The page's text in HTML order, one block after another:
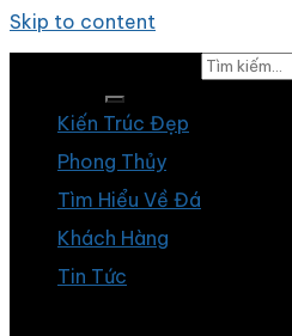
Skip to content
Kiến Trúc Đẹp
Phong Thủy
Tìm Hiểu Về Đá
Khách Hàng
Tin Tức